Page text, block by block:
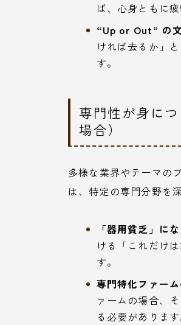
ば、心身ともに
“Up or Out” の
ければ去るか」
す。
専門性が身に
場合）
多様な業界やテーマの
は、特定の専門分野を
「器用貧乏」に
ける「これだけ
す。
専門特化ファー
ァームの場合、
る必要があります